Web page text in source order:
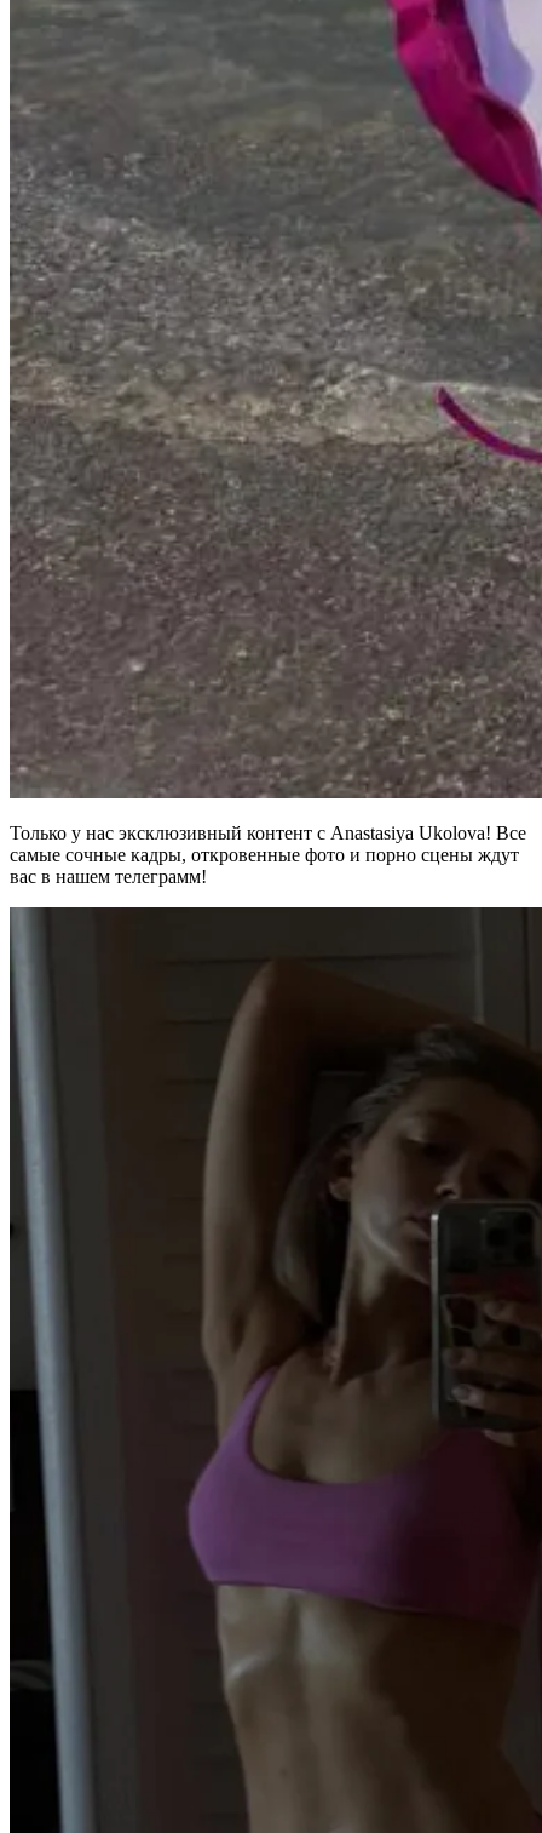
Только у нас эксклюзивный контент с Anastasiya Ukolova! Все
самые сочные кадры, откровенные фото и порно сцены ждут
вас в нашем телеграмм!